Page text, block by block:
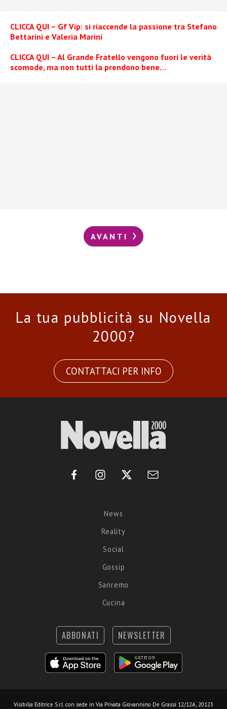
CLICCA QUI – Gf Vip: si riaccende la passione tra Stefano
Bettarini e Valeria Marini
CLICCA QUI – Al Grande Fratello vengono fuori le verità
scomode, ma non tutti la prendono bene…
AVANTI
La tua pubblicità su Novella
2000?
CONTATTACI PER INFO
News
Reality
Social
Gossip
Sanremo
Cucina
ABBONATI NEWSLETTER
Visibilia Editrice S.r.l. con sede in Via Privata Giovannino De Grassi 12/12A, 20123